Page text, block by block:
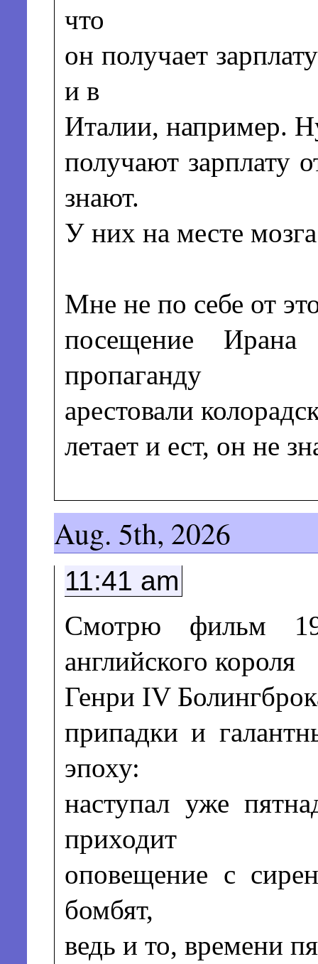
что
он получает
и в
Италии, например.
получают зарплату
знают.
У них на месте
Мне не по себе от
посещение
пропаганду
арестовали
летает и ест, он не
Aug. 5th, 2026
11:41 am
Смотрю фильм
английского короля
Генри IV
припадки и
эпоху:
наступал уже
приходит
оповещение с
бомбят,
ведь и то, времени